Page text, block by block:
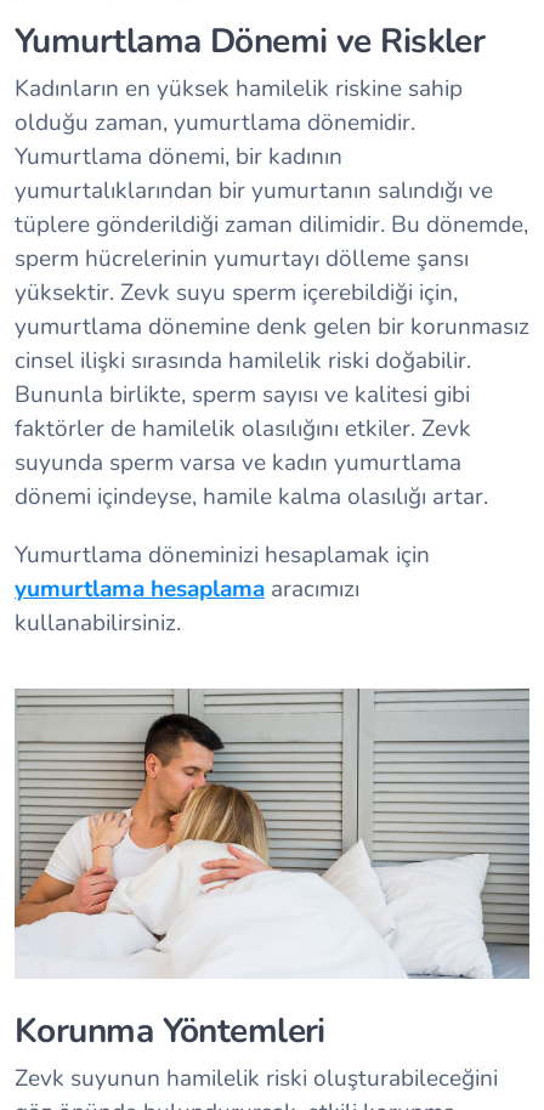
Yumurtlama Dönemi ve Riskler
Kadınların en yüksek hamilelik riskine sahip
olduğu zaman, yumurtlama dönemidir.
Yumurtlama dönemi, bir kadının
yumurtalıklarından bir yumurtanın salındığı ve
tüplere gönderildiği zaman dilimidir. Bu dönemde,
sperm hücrelerinin yumurtayı dölleme şansı
yüksektir. Zevk suyu sperm içerebildiği için,
yumurtlama dönemine denk gelen bir korunmasız
cinsel ilişki sırasında hamilelik riski doğabilir.
Bununla birlikte, sperm sayısı ve kalitesi gibi
faktörler de hamilelik olasılığını etkiler. Zevk
suyunda sperm varsa ve kadın yumurtlama
dönemi içindeyse, hamile kalma olasılığı artar.
Yumurtlama döneminizi hesaplamak için
yumurtlama hesaplama aracımızı
kullanabilirsiniz.
Korunma Yöntemleri
Zevk suyunun hamilelik riski oluşturabileceğini